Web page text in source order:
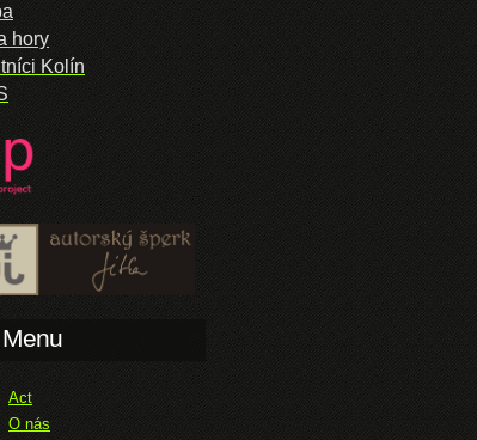
hory
Kolín
Menu
Act
O nás